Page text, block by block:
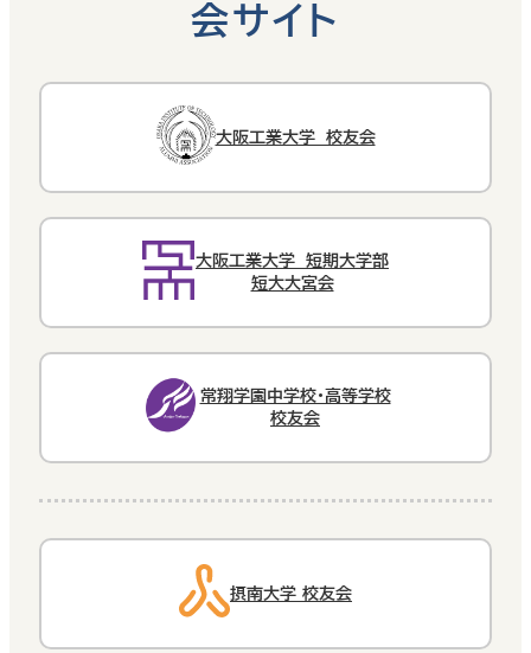
会サイト
大阪工業大学 校友会
大阪工業大学 短期大学部
短大大宮会
常翔学園中学校・高等学校
校友会
摂南大学 校友会